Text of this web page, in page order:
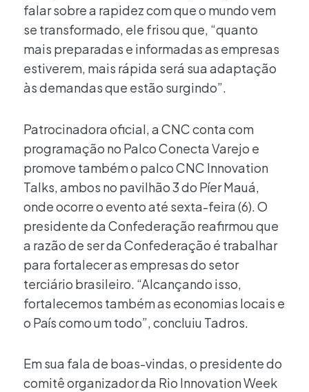
falar sobre a rapidez com que o mundo vem
se transformado, ele frisou que, “quanto
mais preparadas e informadas as empresas
estiverem, mais rápida será sua adaptação
às demandas que estão surgindo”.
Patrocinadora oficial, a CNC conta com
programação no Palco Conecta Varejo e
promove também o palco CNC Innovation
Talks, ambos no pavilhão 3 do Píer Mauá,
onde ocorre o evento até sexta-feira (6). O
presidente da Confederação reafirmou que
a razão de ser da Confederação é trabalhar
para fortalecer as empresas do setor
terciário brasileiro. “Alcançando isso,
fortalecemos também as economias locais e
o País como um todo”, concluiu Tadros.
Em sua fala de boas-vindas, o presidente do
comitê organizador da Rio Innovation Week